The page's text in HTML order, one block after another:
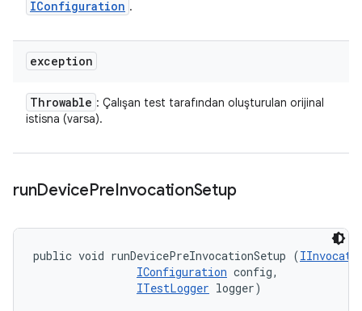
IConfiguration .
exception
Throwable : Çalışan test tarafından oluşturulan orijinal
istisna (varsa).
runDevicePreInvocationSetup
public void runDevicePreInvocationSetup (
IConfiguration config,
ITestLogger logger)